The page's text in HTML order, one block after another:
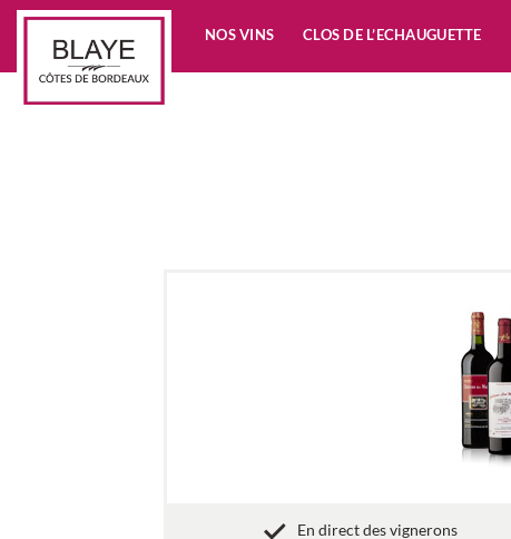
Passer
contenu
NOS VINS CLOS DE L’ECHAUGUETTE
En direct des vignerons